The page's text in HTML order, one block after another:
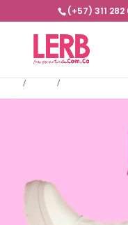
(+57) 311 282
/ /